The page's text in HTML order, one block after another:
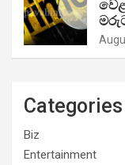
Categories
Biz
Entertainment